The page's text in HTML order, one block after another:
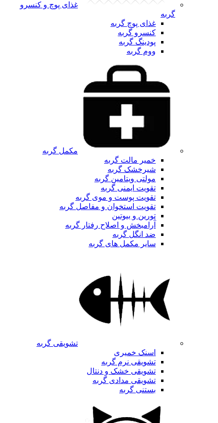
غذای پوچ و کنسرو
گربه
غذای پوچ گربه
کنسرو گربه
پودینگ گربه
ووم گربه
مکمل گربه
خمیر مالت گربه
شیرخشک گربه
مولتی ویتامین گربه
تقویت ایمنی گربه
تقویت پوست و موی گربه
تقویت استخوان و مفاصل گربه
تورین و بیوتین
آرامبخش و اصلاح رفتار گربه
ضد انگل گربه
سایر مکمل های گربه
تشویقی گربه
اسنک خمیری
تشویقی نرم گربه
تشویقی خشک و دنتال
تشویقی مدادی گربه
بستنی گربه